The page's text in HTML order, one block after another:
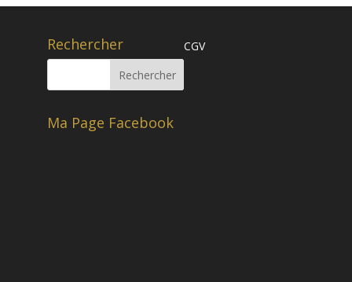
Rechercher CGV
Ma Page Facebook